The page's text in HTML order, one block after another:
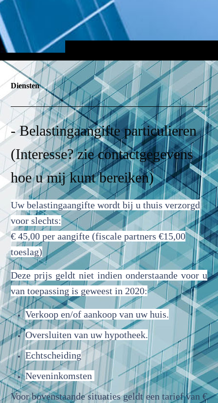
Diensten
- Belastingaangifte particulieren
(Interesse? zie contactgegevens
hoe u mij kunt bereiken)
Uw belastingaangifte wordt bij u thuis verzorgd
voor slechts:
€ 45,00 per aangifte (fiscale partners €15,00
toeslag)
Deze prijs geldt niet indien onderstaande voor u
van toepassing is geweest in 2020:
Verkoop en/of aankoop van uw huis.
Oversluiten van uw hypotheek.
Echtscheiding
Neveninkomsten
Voor bovenstaande situaties geldt een tarief van €